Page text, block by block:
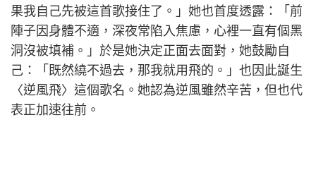
果我自己先被這首歌接住了。」她也首度透露：「前
陣子因身體不適，深夜常陷入焦慮，心裡一直有個黑
洞沒被填補。」於是她決定正面去面對，她鼓勵自
己：「既然繞不過去，那我就用飛的。」也因此誕生
〈逆風飛〉這個歌名。她認為逆風雖然辛苦，但也代
表正加速往前。